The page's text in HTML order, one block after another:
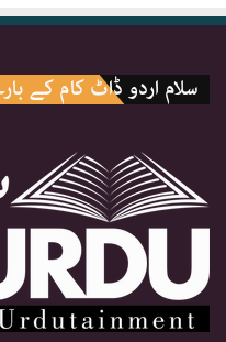
سلام اردو ڈاٹ کام کے